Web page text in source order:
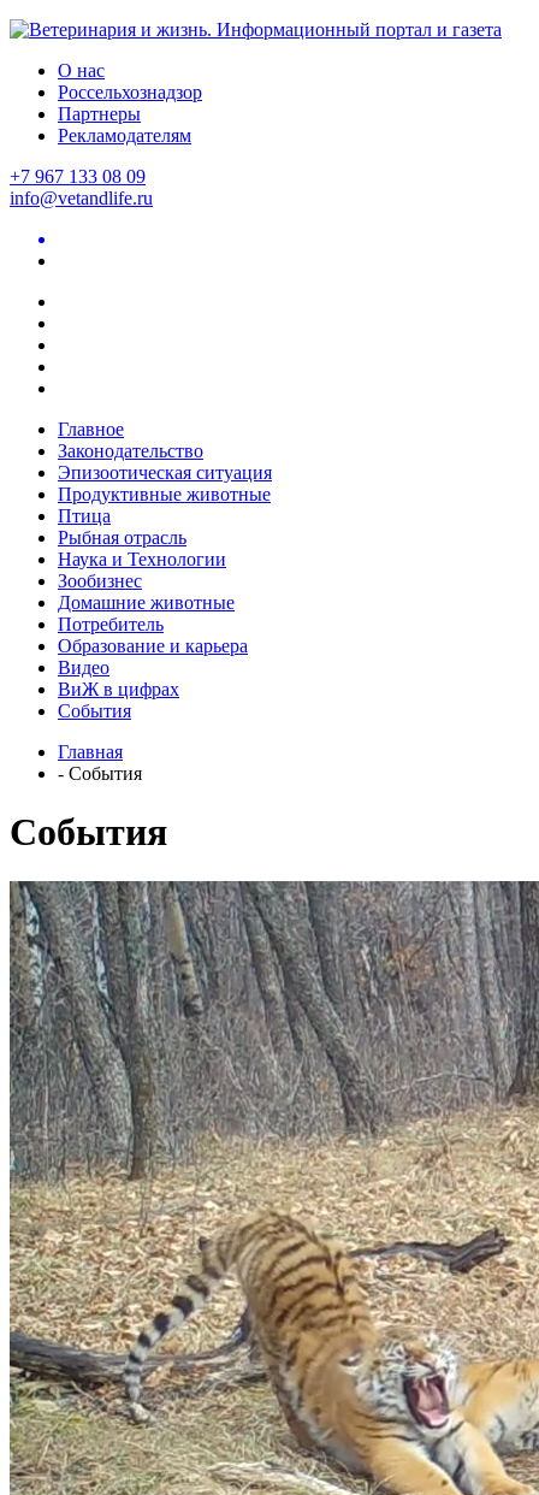
О нас
Россельхознадзор
Партнеры
Рекламодателям
+7 967 133 08 09
info@vetandlife.ru
Главное
Законодательство
Эпизоотическая ситуация
Продуктивные животные
Птица
Рыбная отрасль
Наука и Технологии
Зообизнес
Домашние животные
Потребитель
Образование и карьера
Видео
ВиЖ в цифрах
События
Главная
- События
События